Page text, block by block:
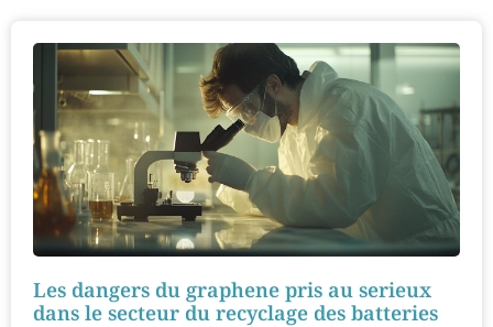
Les dangers du graphene pris au serieux
dans le secteur du recyclage des batteries